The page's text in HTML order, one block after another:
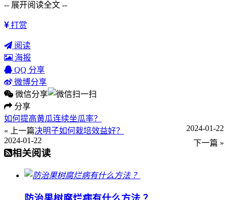
-- 展开阅读全文 --
打赏
阅读
海报
QQ 分享
微博分享
微信分享
分享
如何提高黄瓜连续坐瓜率？
« 上一篇
2024-01-22
决明子如何栽培效益好？
下一篇 »
2024-01-22
相关阅读